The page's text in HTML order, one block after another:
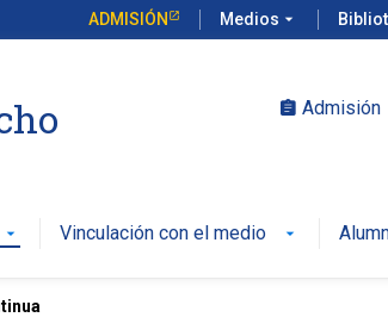
ADMISIÓN Medios arrow_drop_down
assignment Admisión
arrow_drop_down Vinculación con el medio arrow_drop_down